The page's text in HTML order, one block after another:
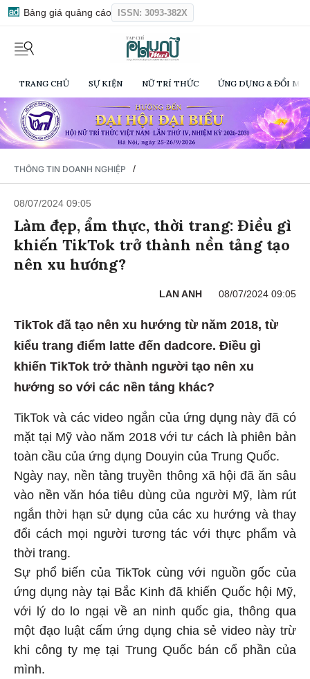
Bảng giá quảng cáo ISSN: 3093-382X
TRANG CHỦ SỰ KIỆN NỮ TRÍ THỨC ỨNG DỤNG & ĐỔI
THÔNG TIN DOANH NGHIỆP /
08/07/2024 09:05
Làm đẹp, ẩm thực, thời trang: Điều gì
khiến TikTok trở thành nền tảng tạo
nên xu hướng?
LAN ANH 08/07/2024 09:05
TikTok đã tạo nên xu hướng từ năm 2018, từ
kiểu trang điểm latte đến dadcore. Điều gì
khiến TikTok trở thành người tạo nên xu
hướng so với các nền tảng khác?
TikTok và các video ngắn của ứng dụng này đã có
mặt tại Mỹ vào năm 2018 với tư cách là phiên bản
toàn cầu của ứng dụng Douyin của Trung Quốc.
Ngày nay, nền tảng truyền thông xã hội đã ăn sâu
vào nền văn hóa tiêu dùng của người Mỹ, làm rút
ngắn thời hạn sử dụng của các xu hướng và thay
đổi cách mọi người tương tác với thực phẩm và
thời trang.
Sự phổ biến của TikTok cùng với nguồn gốc của
ứng dụng này tại Bắc Kinh đã khiến Quốc hội Mỹ,
với lý do lo ngại về an ninh quốc gia, thông qua
một đạo luật cấm ứng dụng chia sẻ video này trừ
khi công ty mẹ tại Trung Quốc bán cổ phần của
mình.